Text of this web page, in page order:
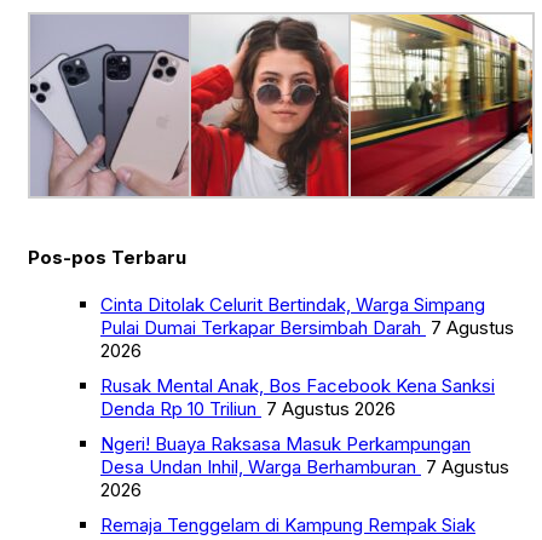
Pos-pos Terbaru
Cinta Ditolak Celurit Bertindak, Warga Simpang
Pulai Dumai Terkapar Bersimbah Darah 7 Agustus
2026
Rusak Mental Anak, Bos Facebook Kena Sanksi
Denda Rp 10 Triliun 7 Agustus 2026
Ngeri! Buaya Raksasa Masuk Perkampungan
Desa Undan Inhil, Warga Berhamburan 7 Agustus
2026
Remaja Tenggelam di Kampung Rempak Siak